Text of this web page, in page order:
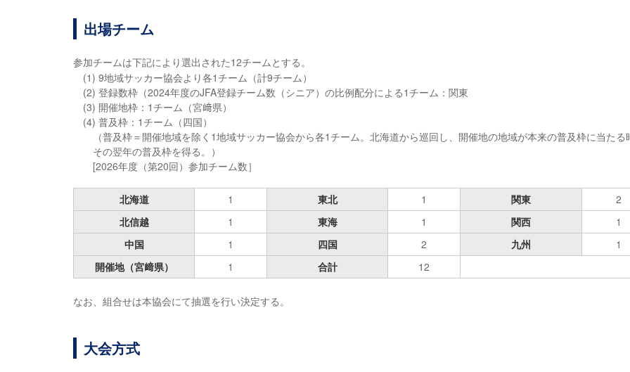
出場チーム
参加チームは下記により選出された12チームとする。
(1) 9地域サッカー協会より各1チーム（計9チーム）
(2) 登録数枠（2024年度のJFA登録チーム数（シニア）の比例配分による1チーム：関東
(3) 開催地枠：1チーム（宮﨑県）
(4) 普及枠：1チーム（四国）
（普及枠＝開催地域を除く1地域サッカー協会から各1チーム。北海道から巡回し、開催地の地域が本来の普及枠に当たる
その翌年の普及枠を得る。）
[2026年度（第20回）参加チーム数］
北海道 1 東北 1 関東
2
北信越
1 東海 1 関西
1
中国
1 四国 2 九州
1
開催地（宮﨑県）
1 合計 12
なお、組合せは本協会にて抽選を行い決定する。
大会方式